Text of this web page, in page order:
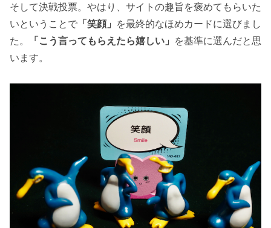
そして決戦投票。やはり、サイトの趣旨を褒めてもらいた
いということで 「笑顔」 を最終的なほめカードに選びまし
た。
「こう言ってもらえたら嬉しい」 を基準に選んだと思
います。